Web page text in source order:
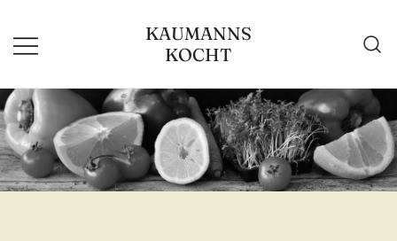
Inhalt
springen
KAUMANNS
KOCHT